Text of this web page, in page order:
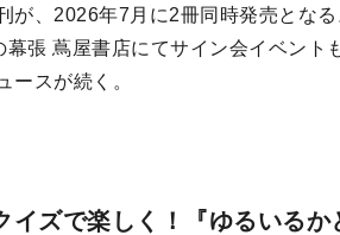
が、2026年7月に2冊同時発売とな
幕張 蔦屋書店にてサイン会イベント
ースが続く。
イズで楽しく！『ゆるいるか